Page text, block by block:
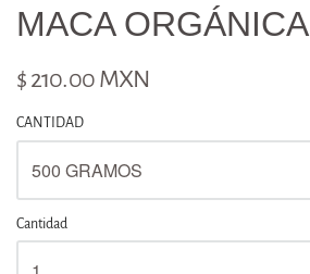
MACA ORGÁNICA
$ 210.00 MXN
CANTIDAD
Cantidad